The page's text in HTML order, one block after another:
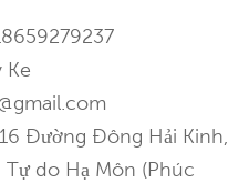
Ke
Đường Đông Hải Kinh,
do Hạ Môn (Phúc